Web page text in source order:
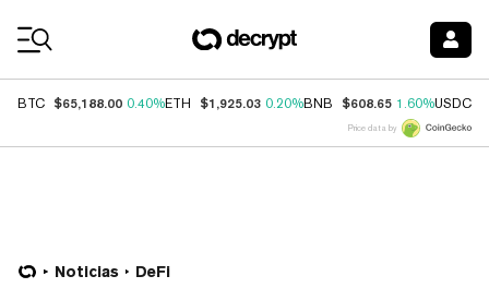
BTC $65,188.00 0.40%ETH $1,925.03 0.20%BNB $608.65 1.60%USDC
Price data by
Noticias DeFi